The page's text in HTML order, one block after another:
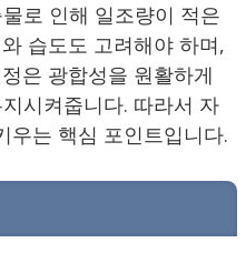
로 인해 일조량이 적은
습도도 고려해야 하며,
은 광합성을 원활하게
시켜줍니다. 따라서 자
우는 핵심 포인트입니다.